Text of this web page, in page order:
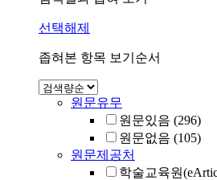
선택해제
좁혀본 항목 보기순서
원문유무
원문있음 (296)
원문없음 (105)
원문제공처
학술교육원